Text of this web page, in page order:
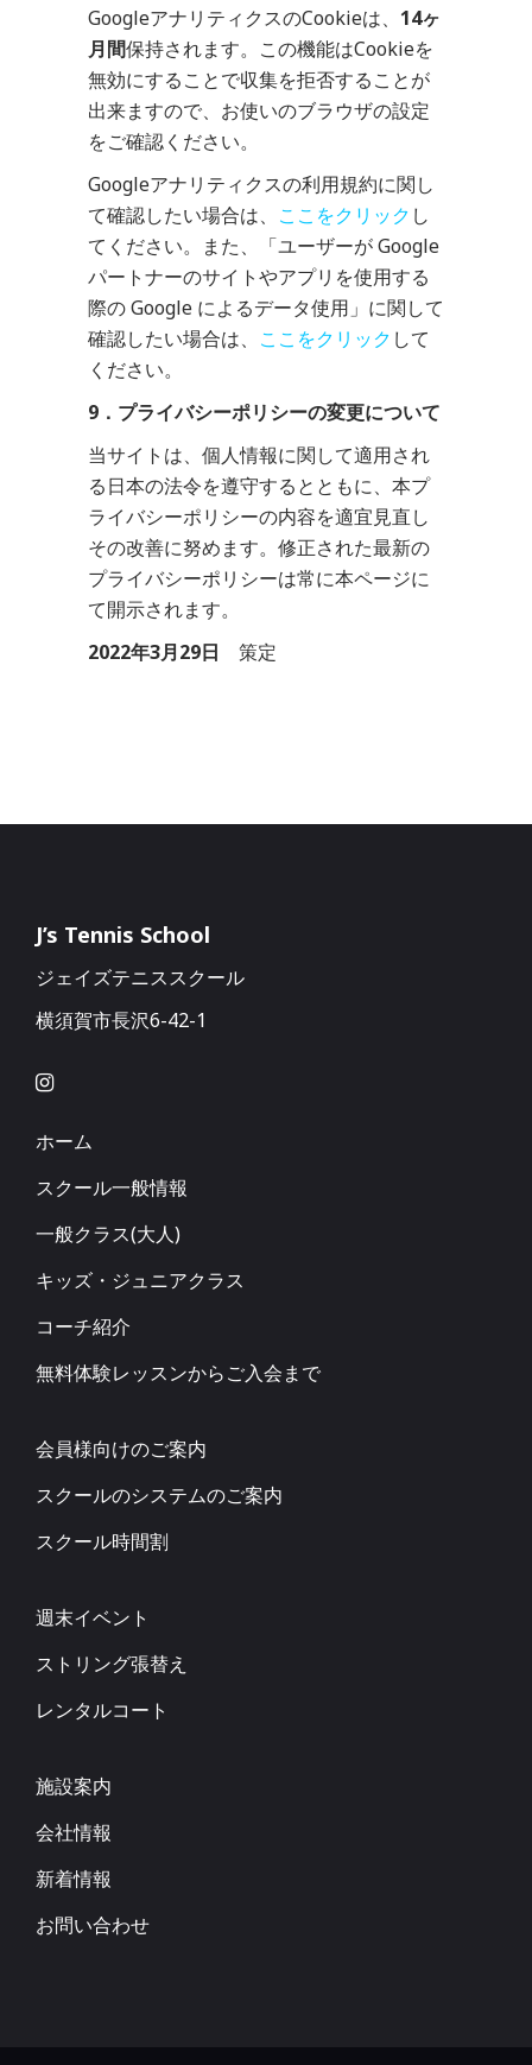
GoogleアナリティクスのCookieは、 14ヶ
月間保持されます。この機能はCookieを
無効にすることで収集を拒否することが
出来ますので、お使いのブラウザの設定
をご確認ください。
Googleアナリティクスの利用規約に関し
て確認したい場合は、 ここをクリック し
てください。また、「ユーザーが Google
パートナーのサイトやアプリを使用する
際の Google によるデータ使用」に関して
確認したい場合は、 ここをクリック して
ください。
9．プライバシーポリシーの変更について
当サイトは、個人情報に関して適用され
る日本の法令を遵守するとともに、本プ
ライバシーポリシーの内容を適宜見直し
その改善に努めます。修正された最新の
プライバシーポリシーは常に本ページに
て開示されます。
2022年3月29日 策定
J’s Tennis School
ジェイズテニススクール
横須賀市長沢6-42-1
ホーム
スクール一般情報
一般クラス(大人)
キッズ・ジュニアクラス
コーチ紹介
無料体験レッスンからご入会まで
会員様向けのご案内
スクールのシステムのご案内
スクール時間割
週末イベント
ストリング張替え
レンタルコート
施設案内
会社情報
新着情報
お問い合わせ